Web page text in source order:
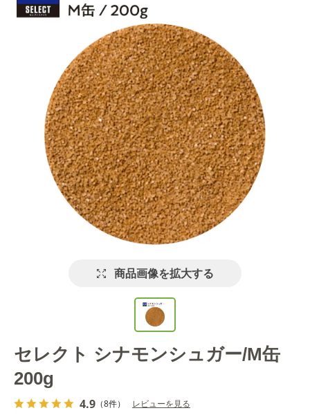
商品画像を拡大する
セレクト シナモンシュガー/M缶
200g
4.9 （8件） レビューを見る